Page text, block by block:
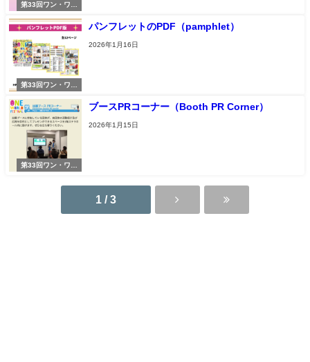
第33回ワン・ワー
バル
第33回ワン・ワー
バル
パンフレットのPDF（pamphlet）
2026年1月16日
第33回ワン・ワー
ブースPRコーナー（Booth PR Corner）
2026年1月15日
1 / 3